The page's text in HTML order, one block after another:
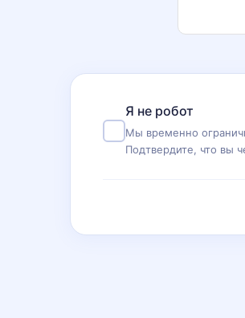
Я не робот
Мы временно
Подтвердите, что вы